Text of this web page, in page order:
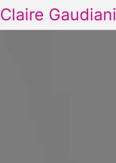
Claire Gaudiani